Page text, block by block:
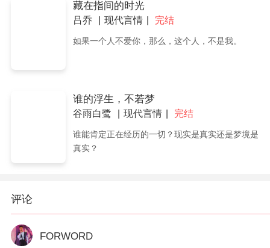
藏在指间的时光
吕乔 现代言情 完结
如果一个人不爱你，那么，这个人，不是我。
谁的浮生，不若梦
谷雨白鹭 现代言情 完结
谁能肯定正在经历的一切？现实是真实还是梦境是
真实？
评论
FORWORD